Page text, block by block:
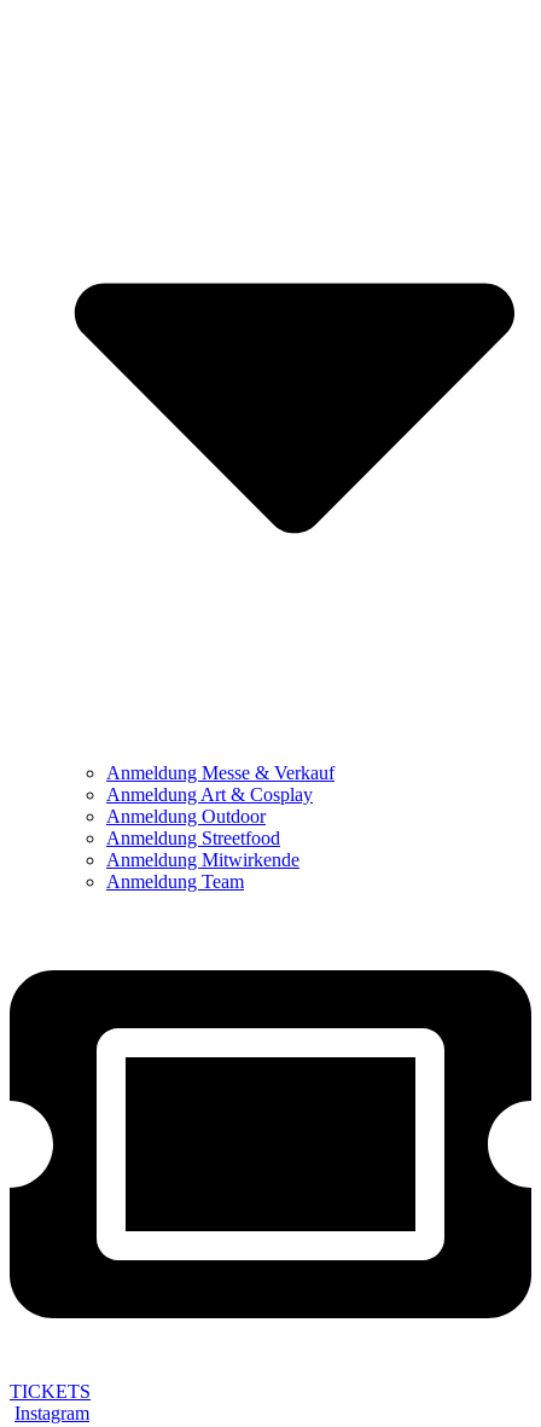
Anmeldung Messe & Verkauf
Anmeldung Art & Cosplay
Anmeldung Outdoor
Anmeldung Streetfood
Anmeldung Mitwirkende
Anmeldung Team
TICKETS
Instagram